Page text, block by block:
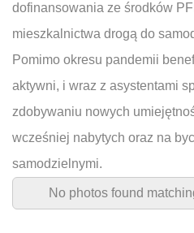
dofinansowania ze środków
mieszkalnictwa drogą do
Pomimo okresu pandemii
aktywni, i wraz z asystentami
zdobywaniu nowych
wcześniej nabytych oraz na
samodzielnymi.
No photos found